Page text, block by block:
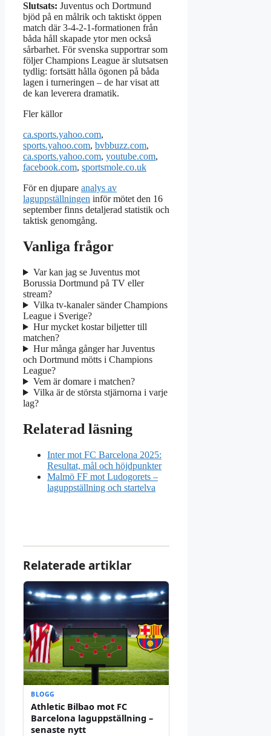
Slutsats: Juventus och Dortmund
bjöd på en målrik och taktiskt öppen
match där 3‑4‑2‑1‑formationen från
båda håll skapade ytor men också
sårbarhet. För svenska supportrar som
följer Champions League är slutsatsen
tydlig: fortsätt hålla ögonen på båda
lagen i turneringen – de har visat att
de kan leverera dramatik.
Fler källor
ca.sports.yahoo.com,
sports.yahoo.com, bvbbuzz.com,
ca.sports.yahoo.com, youtube.com,
facebook.com, sportsmole.co.uk
För en djupare analys av
laguppställningen inför mötet den 16
september finns detaljerad statistik och
taktisk genomgång.
Vanliga frågor
Var kan jag se Juventus mot
Borussia Dortmund på TV eller
stream?
Vilka tv‑kanaler sänder Champions
League i Sverige?
Hur mycket kostar biljetter till
matchen?
Hur många gånger har Juventus
och Dortmund mötts i Champions
League?
Vem är domare i matchen?
Vilka är de största stjärnorna i varje
lag?
Relaterad läsning
Inter mot FC Barcelona 2025:
Resultat, mål och höjdpunkter
Malmö FF mot Ludogorets –
laguppställning och startelva
Relaterade artiklar
BLOGG
Athletic Bilbao mot FC
Barcelona laguppställning –
senaste nytt